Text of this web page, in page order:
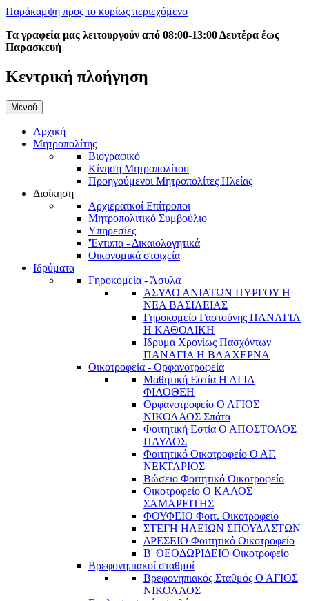
Παράκαμψη προς το κυρίως περιεχόμενο
Τα γραφεία μας λειτουργούν από 08:00-13:00 Δευτέρα έως
Παρασκευή
Κεντρική πλοήγηση
Μενού
Αρχική
Μητροπολίτης
Βιογραφικό
Κίνηση Μητροπολίτου
Προηγούμενοι Μητροπολίτες Ηλείας
Διοίκηση
Αρχιερατκοί Επίτροποι
Μητροπολιτικό Συμβούλιο
Υπηρεσίες
'Έντυπα - Δικαιολογητικά
Οικονομικά στοιχεία
Ιδρύματα
Γηροκομεία - Άσυλα
ΑΣΥΛΟ ΑΝΙΑΤΩΝ ΠΥΡΓΟΥ Η
ΝΕΑ ΒΑΣΙΛΕΙΑΣ
Γηροκομείο Γαστούνης ΠΑΝΑΓΙΑ
Η ΚΑΘΟΛΙΚΗ
Ιδρυμα Χρονίως Πασχόντων
ΠΑΝΑΓΙΑ Η ΒΛΑΧΕΡΝΑ
Οικοτροφεία - Ορφανοτροφεία
Μαθητική Εστία Η ΑΓΙΑ
ΦΙΛΟΘΕΗ
Ορφανοτροφείο Ο ΑΓΙΟΣ
ΝΙΚΟΛΑΟΣ Σπάτα
Φοιτητική Εστία Ο ΑΠΟΣΤΟΛΟΣ
ΠΑΥΛΟΣ
Φοιτητικό Οικοτροφείο Ο ΑΓ.
ΝΕΚΤΑΡΙΟΣ
Βώσειο Φοιτητικό Οικοτροφείο
Οικοτροφείο Ο ΚΑΛΟΣ
ΣΑΜΑΡΕΙΤΗΣ
ΦΟΥΦΕΙΟ Φοιτ. Οικοτροφείο
ΣΤΕΓΗ ΗΛΕΙΩΝ ΣΠΟΥΔΑΣΤΩΝ
ΔΡΕΣΕΙΟ Φοιτητικό Οικοτροφείο
Β' ΘΕΟΔΩΡΙΔΕΙΟ Οικοτροφείο
Βρεφονηπιακοί σταθμοί
Βρεφονηπιακός Σταθμός Ο ΑΓΙΟΣ
ΝΙΚΟΛΑΟΣ